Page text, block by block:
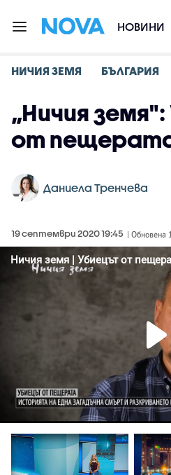
НОВИНИ
НИЧИЯ ЗЕМЯ БЪЛГАРИЯ
„Ничия
от
Даниела Тренчева
19 септември 2020 19:45 | Обновена